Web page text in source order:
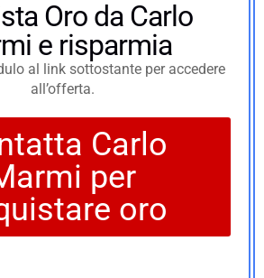
Oro da Carlo
e risparmia
al link sottostante per accedere
all’offerta.
Carlo
per
oro